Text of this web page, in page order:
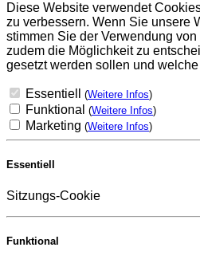
Diese Website verwendet
zu verbessern. Wenn Sie unsere
stimmen Sie der Verwendung
zudem die Möglichkeit zu
gesetzt werden sollen und welche
Essentiell (Weitere Infos)
Funktional (Weitere Infos)
Marketing (Weitere Infos)
Essentiell
Sitzungs-Cookie
Funktional